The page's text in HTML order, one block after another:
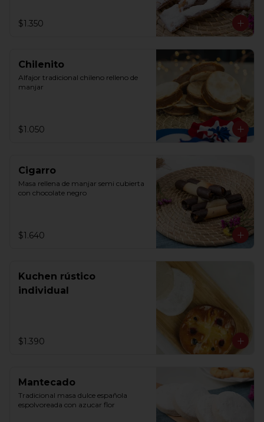
$1.350
Chilenito
Alfajor tradicional chileno relleno de
manjar
$1.050
Cigarro
Masa rellena de manjar semi cubierta
con chocolate negro
$1.640
Kuchen rústico
individual
$1.390
Mantecado
Tradicional masa dulce española
espolvoreada con azucar flor